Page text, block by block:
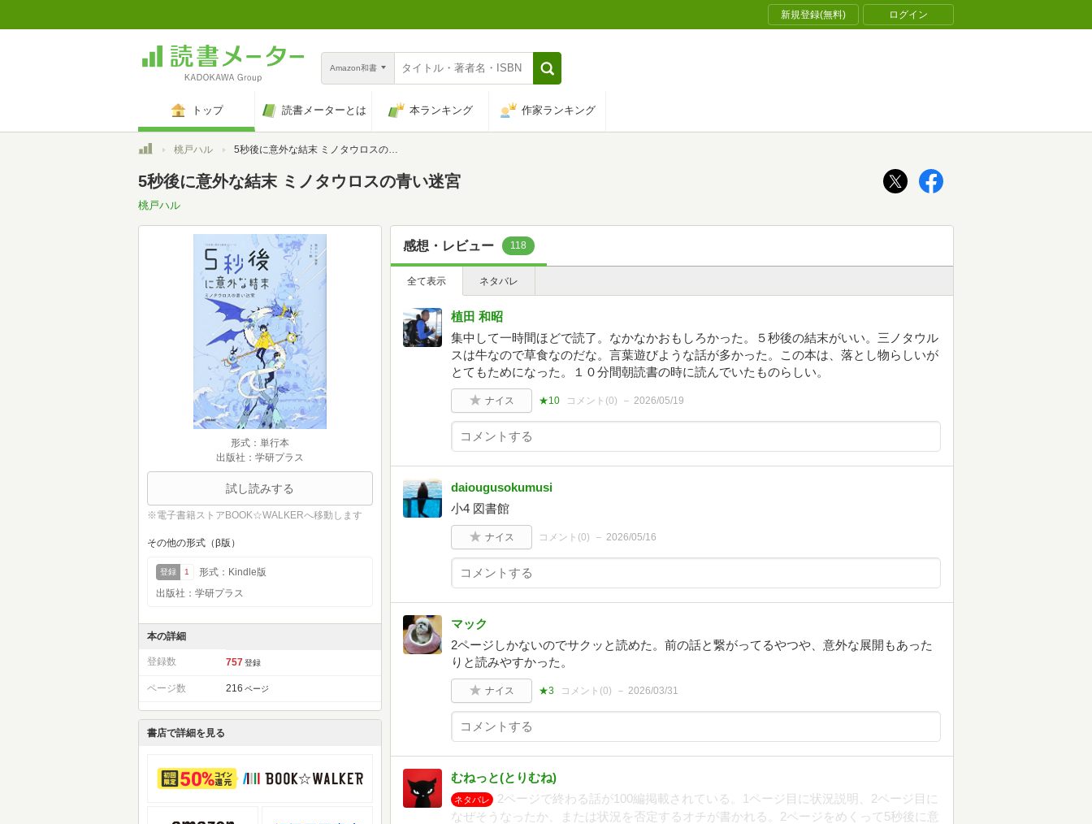
新規登録(無料) ログイン
Amazon和書
トップ 読書メーターとは 本ランキング 作家ランキング
トップ桃戸ハル 5秒後に意外な結末 ミノタウロスの青い迷宮
5秒後に意外な結末 ミノタウロスの青い迷宮
桃戸ハル
形式：単行本
出版社：学研プラス
試し読みする
※電子書籍ストアBOOK☆WALKERへ移動します
その他の形式（β版）
登録 1
形式：Kindle版
出版社：学研プラス
本の詳細
登録数 757 登録
ページ数 216 ページ
書店で詳細を見る
感想・レビュー 118
全て表示 ネタバレ
植田 和昭
集中して一時間ほどで読了。なかなかおもしろかった。５秒後の結末がいい。三ノタウル
スは牛なので草食なのだな。言葉遊びような話が多かった。この本は、落とし物らしいが
とてもためになった。１０分間朝読書の時に読んでいたものらしい。
ナイス ★10 コメント(0) 2026/05/19
daiougusokumusi
小4 図書館
ナイス コメント(0) 2026/05/16
マック
2ページしかないのでサクッと読めた。前の話と繋がってるやつや、意外な展開もあった
りと読みやすかった。
ナイス ★3 コメント(0) 2026/03/31
むねっと(とりむね)
ネタバレ
2ページで終わる話が100編掲載されている。1ページ目に状況説明、2ページ目に
なぜそうなったか、または状況を否定するオチが書かれる。2ページをめくって5秒後に意